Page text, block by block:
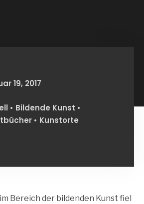
19, 2017
• Bildende Kunst •
• Kunstorte
Bereich der bildenden Kunst fiel